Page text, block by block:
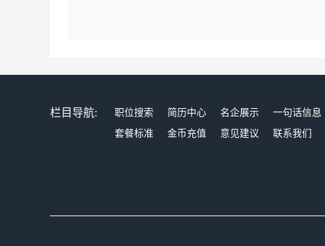
栏目导航: 职位搜索 简历中心 名企展示 一句话信息
套餐标准
金币充值 意见建议 联系我们